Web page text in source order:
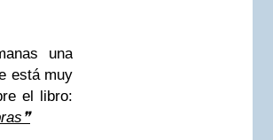
una
está muy
el libro:
❞